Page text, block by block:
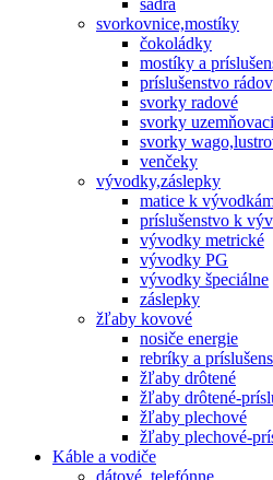
sádra
svorkovnice,mostíky
čokoládky
mostíky a
príslušenstvo
svorky radové
svorky
svorky
venčeky
vývodky,záslepky
matice k
príslušenstvo k
vývodky metrické
vývodky PG
vývodky špeciálne
záslepky
žľaby kovové
nosiče energie
rebríky a
žľaby drôtené
žľaby drôtené-
žľaby plechové
žľaby plechové-
Káble a vodiče
dátové, telefónne